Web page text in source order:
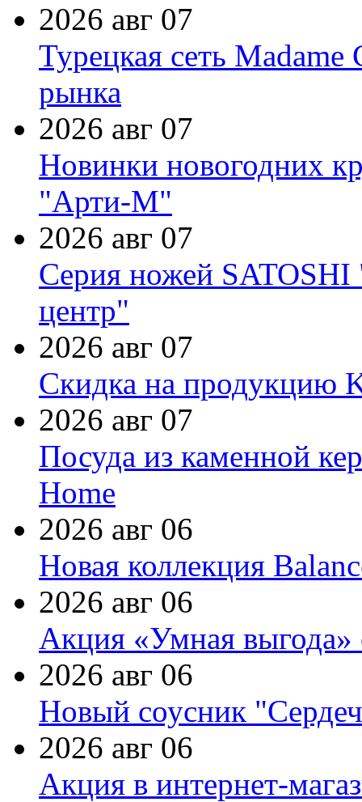
2026 авг 07
Турецкая сеть Madame
рынка
2026 авг 07
Новинки новогодних
"Арти-М"
2026 авг 07
Серия ножей
центр"
2026 авг 07
Скидка на продукцию
2026 авг 07
Посуда из каменной
Home
2026 авг 06
Новая коллекция
2026 авг 06
Акция «Умная выгода»
2026 авг 06
Новый соусник
2026 авг 06
Акция в интернет-